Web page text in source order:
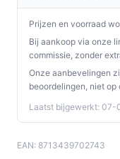
Prijzen en voorraad
Bij aankoop via onze
commissie, zonder
Onze aanbevelingen
beoordelingen, niet op
Laatst bijgewerkt:
EAN: 8713439702743